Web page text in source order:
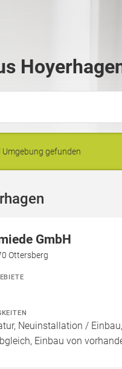
gefunden
GmbH
Ottersberg
Neuinstallation /
Einbau von